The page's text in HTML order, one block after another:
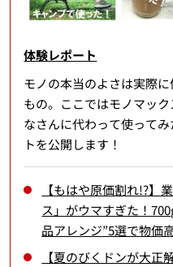
体験レポート
モノの本当のよさは実際
もの。ここではモノマッ
なさんに代わって使って
トを公開します！
【もはや原価割れ!?】
ス」がウマすぎた！
品アレンジ”5選で物価
【夏のびくドンが大